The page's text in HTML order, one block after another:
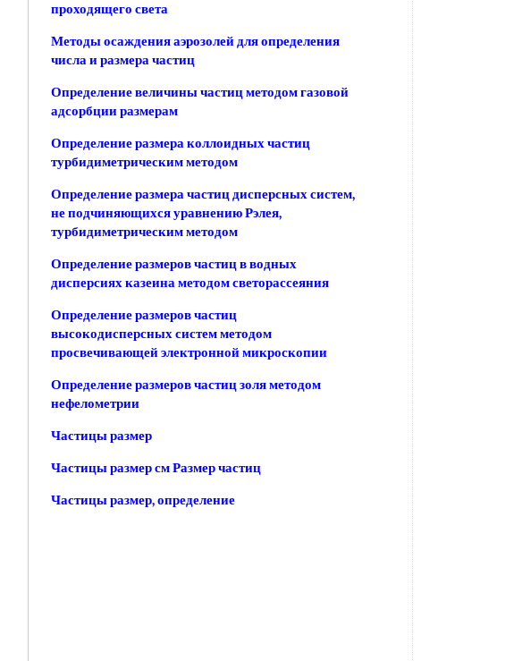
проходящего света
Методы осаждения аэрозолей для определения
числа и размера частиц
Определение величины частиц методом газовой
адсорбции размерам
Определение размера коллоидных частиц
турбидиметрическим методом
Определение размера частиц дисперсных систем,
не подчиняющихся уравнению Рэлея,
турбидиметрическим методом
Определение размеров частиц в водных
дисперсиях казеина методом светорассеяния
Определение размеров частиц
высокодисперсных систем методом
просвечивающей электронной микроскопии
Определение размеров частиц золя методом
нефелометрии
Частицы размер
Частицы размер см Размер частиц
Частицы размер, определение